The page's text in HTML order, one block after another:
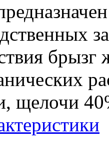
щелочи